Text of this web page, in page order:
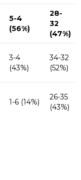
5-4
(56%)
28-
32
(47%)
3-4
(43%)
34-32
(52%)
1-6 (14%)
26-35
(43%)